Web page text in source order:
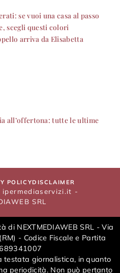
se vuoi una casa al passo
scegli questi colori
arriva da Elisabetta
all’offertona: tutte le ultime
POLICYDISCLAIMER
ipermediaservizi.it -
SRL
di NEXTMEDIAWEB SRL - Via
- Codice Fiscale e Partita
testata giornalistica, in quanto
periodicità. Non può pertanto